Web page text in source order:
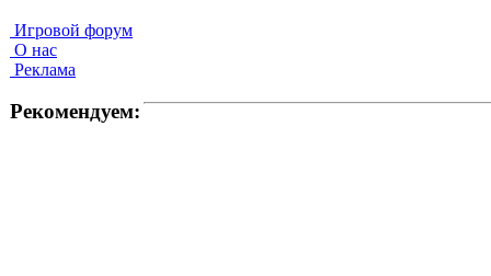
Игровой форум
О нас
Реклама
Рекомендуем: